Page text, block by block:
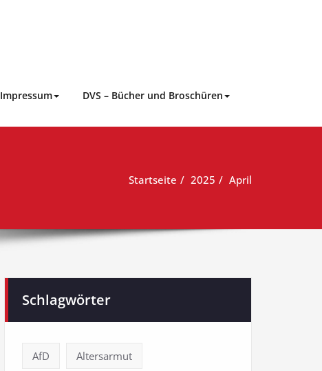
Impressum DVS – Bücher und Broschüren
Startseite 2025 April
Schlagwörter
AfD Altersarmut